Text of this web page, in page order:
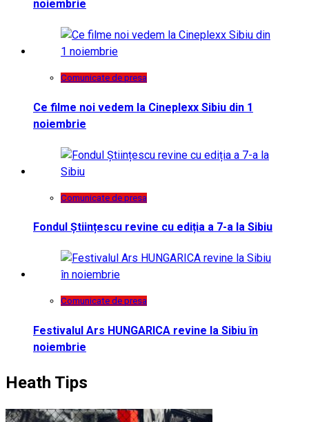
noiembrie
Comunicate de presa
Ce filme noi vedem la Cineplexx Sibiu din 1
noiembrie
Comunicate de presa
Fondul Științescu revine cu ediția a 7-a la Sibiu
Comunicate de presa
Festivalul Ars HUNGARICA revine la Sibiu în
noiembrie
Heath Tips